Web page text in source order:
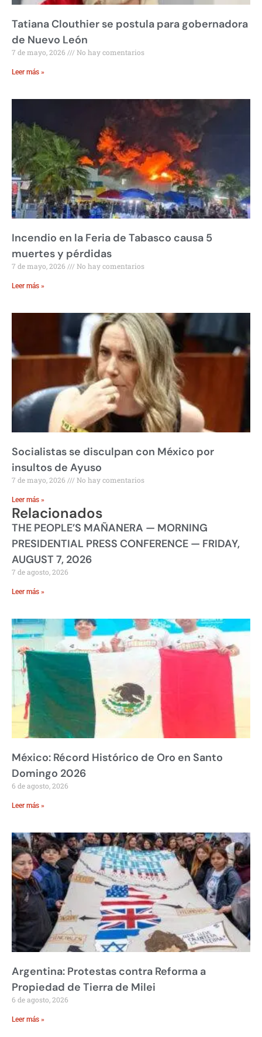
Tatiana Clouthier se postula para gobernadora
de Nuevo León
7 de mayo, 2026 No hay comentarios
Leer más »
Incendio en la Feria de Tabasco causa 5
muertes y pérdidas
7 de mayo, 2026 No hay comentarios
Leer más »
Socialistas se disculpan con México por
insultos de Ayuso
7 de mayo, 2026 No hay comentarios
Leer más »
Relacionados
THE PEOPLE’S MAÑANERA — MORNING
PRESIDENTIAL PRESS CONFERENCE — FRIDAY,
AUGUST 7, 2026
7 de agosto, 2026
Leer más »
México: Récord Histórico de Oro en Santo
Domingo 2026
6 de agosto, 2026
Leer más »
Argentina: Protestas contra Reforma a
Propiedad de Tierra de Milei
6 de agosto, 2026
Leer más »